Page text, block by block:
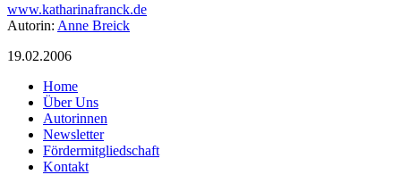
www.katharinafranck.de
Autorin: Anne Breick
19.02.2006
Home
Über Uns
Autorinnen
Newsletter
Fördermitgliedschaft
Kontakt